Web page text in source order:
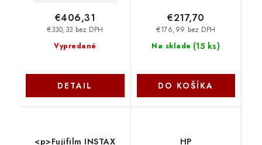
Vypredané
€330,33 bez DPH
€406,31
DETAIL
Na sklade (15 ks)
€176,99 bez DPH
€217,70
DO KOŠÍKA
<p>Fujifilm INSTAX
HP